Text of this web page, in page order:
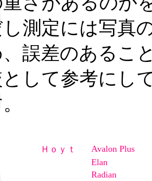
し測定には写真
誤差のあるこ
して参考にし
Ｈｏｙｔ
Avalon Plus
Elan
Radian